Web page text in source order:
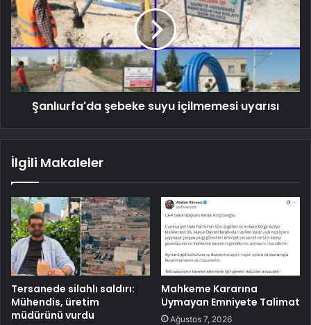
Şanlıurfa'da şebeke suyu içilmemesi uyarısı
İlgili Makaleler
Tersanede silahlı saldırı:
Mühendis, üretim
müdürünü vurdu
Mahkeme Kararına
Uymayan Emniyete Talimat
Ağustos 7, 2026